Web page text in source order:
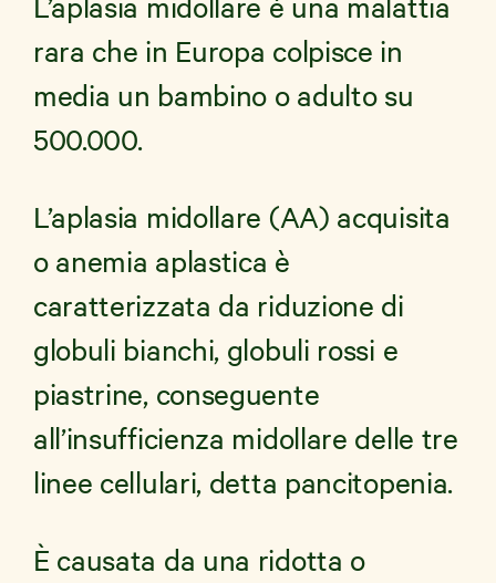
News e Storie
Shop Solidale
rara che in Europa colpisce in
media un bambino o adulto su
500.000.
L’aplasia midollare (AA) acquisita
o anemia aplastica è
caratterizzata da riduzione di
globuli bianchi, globuli rossi e
piastrine, conseguente
all’insufficienza midollare delle tre
linee cellulari, detta pancitopenia.
È causata da una ridotta o